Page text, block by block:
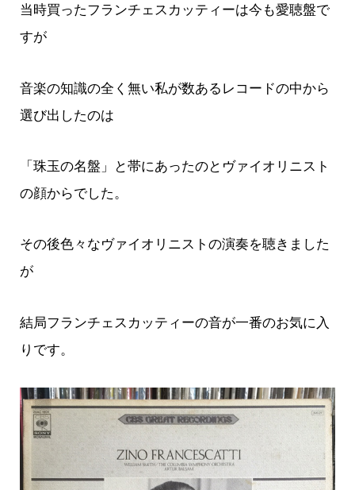
当時買ったフランチェスカッティーは今も愛聴盤で
すが
音楽の知識の全く無い私が数あるレコードの中から
選び出したのは
「珠玉の名盤」と帯にあったのとヴァイオリニスト
の顔からでした。
その後色々なヴァイオリニストの演奏を聴きました
が
結局フランチェスカッティーの音が一番のお気に入
りです。